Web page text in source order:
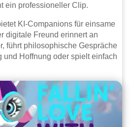
ein professioneller Clip.
KI-Companions für einsame
digitale Freund erinnert an
führt philosophische Gespräche
und Hoffnung oder spielt einfach